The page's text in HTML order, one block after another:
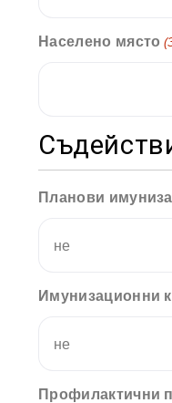
Населено място
Планови
не
Имунизационни
не
Профилактични